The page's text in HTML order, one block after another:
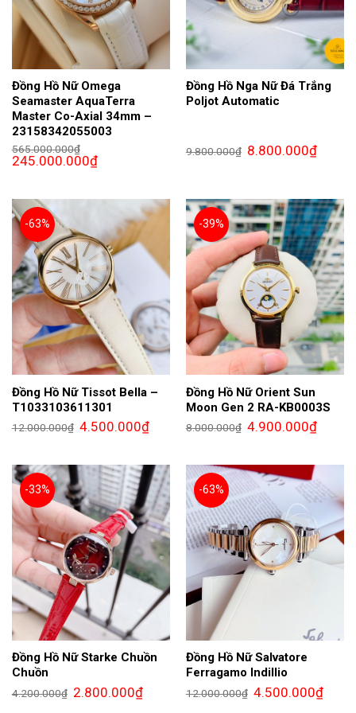
Đồng Hồ Nữ Omega
Seamaster AquaTerra
Master Co-Axial 34mm –
23158342055003
565.000.000₫
Giá
gốc
245.000.000₫Giá
hiện
245.000.000₫.
Đồng Hồ Nga Nữ Đá Trắng
Poljot Automatic
9.800.000₫ Giá
gốc
8.800.000₫Giá
hiện
-63%
Đồng Hồ Nữ Tissot Bella –
T1033103611301
12.000.000₫ Giá
gốc
4.500.000₫Giá
hiện
4.500.000₫.
-39%
Đồng Hồ Nữ Orient Sun
Moon Gen 2 RA-KB0003S
8.000.000₫ Giá
gốc
4.900.000₫Giá
hiện
-33%
Đồng Hồ Nữ Starke Chuồn
Chuồn
4.200.000₫ Giá
gốc
2.800.000₫Giá
hiện
-63%
Đồng Hồ Nữ Salvatore
Ferragamo Indillio
12.000.000₫ Giá
gốc
4.500.000₫Giá
hiện